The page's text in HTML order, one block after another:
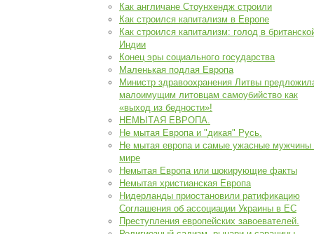
Как англичане Стоунхендж строили
Как строился капитализм в Европе
Как строился капитализм: голод в
Индии
Конец эры социального государства
Маленькая подлая Европа
Министр здравоохранения Литвы
малоимущим литовцам самоубийство как
«выход из бедности»!
НЕМЫТАЯ ЕВРОПА.
Не мытая Европа и "дикая" Русь.
Не мытая европа и самые ужасные мужчины
мире
Немытая Европа или шокирующие факты
Немытая христианская Европа
Нидерланды приостановили ратификацию
Соглашения об ассоциации Украины в ЕС
Преступления европейских завоевателей.